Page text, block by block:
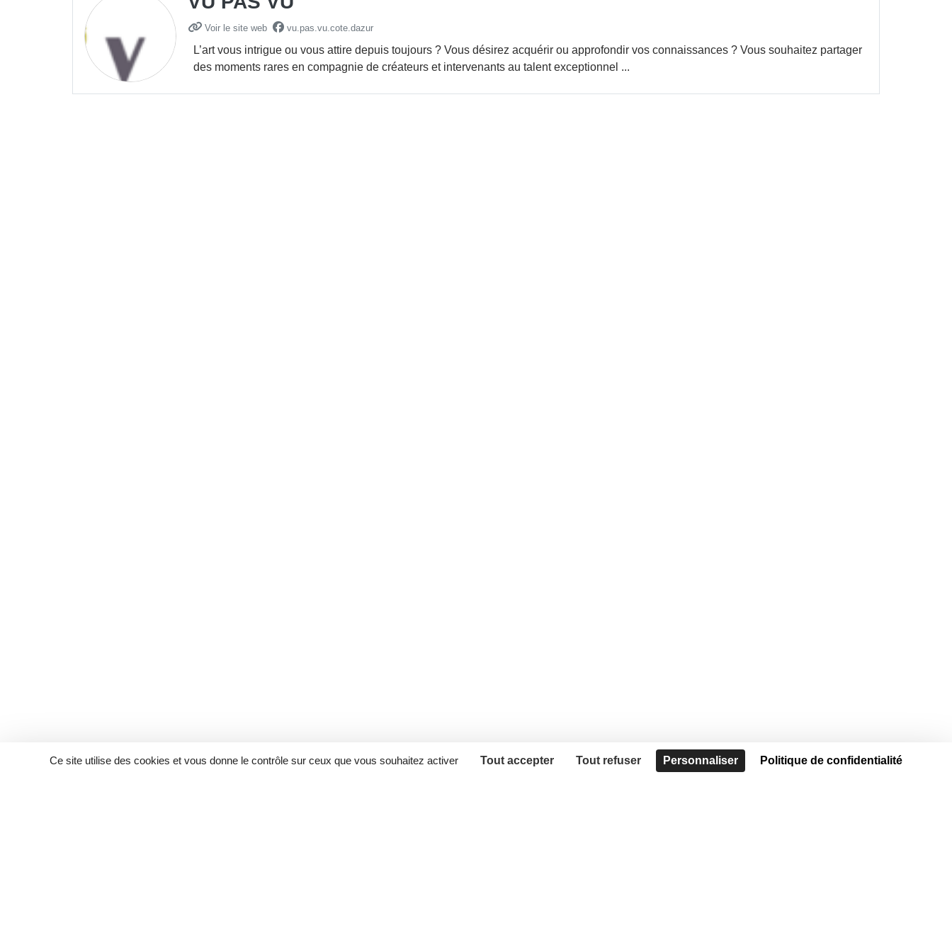
Voir le site web vu.pas.vu.cote.dazur
L’art vous intrigue ou vous attire depuis toujours ? Vous désirez acquérir ou approfondir vos connaissances ? Vous souhaitez partager
des moments rares en compagnie de créateurs et intervenants au talent exceptionnel ...
Ce site utilise des cookies et vous donne le contrôle sur ceux que vous souhaitez activer Tout accepter Tout refuser Personnaliser Politique de confidentialité